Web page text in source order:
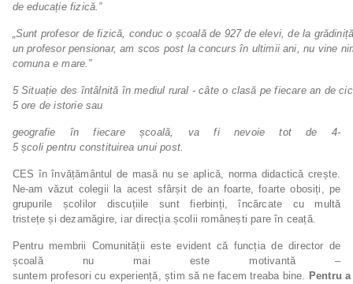
de educație fizică.”
„Sunt profesor de fizică, conduc o școală de 927 de elevi, de la
un profesor pensionar, am scos post la concurs în ultimii ani, nu vine
comuna e mare.”
5 Situație des întâlnită în mediul rural - câte o clasă pe fiecare an de
5 ore de istorie sau
geografie în fiecare școală, va fi nevoie tot de
4-
5 școli pentru constituirea unui post.
CES în învățământul de masă nu se aplică, norma didactică crește.
Ne-am văzut colegii la acest sfârșit de an foarte, foarte obosiți, pe
grupurile școlilor discuțiile sunt fierbinți, încărcate cu multă
tristețe și dezamăgire, iar direcția școlii românești pare în ceață.
Pentru membrii Comunității este evident că funcția de director de
școală nu mai este motivantă –
suntem profesori cu experiență, știm să ne facem treaba bine. Pentru a